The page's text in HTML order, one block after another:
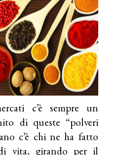
c’è sempre un
di queste “polveri
c’è chi ne ha fatto
vita, girando per il